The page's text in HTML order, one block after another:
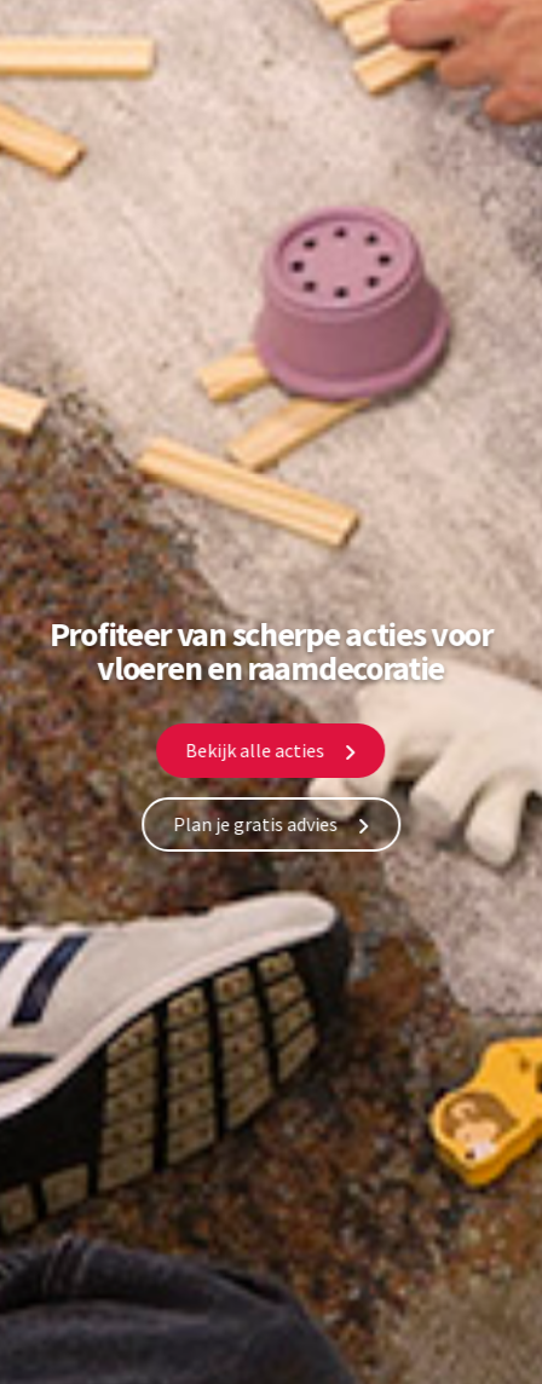
Profiteer van scherpe acties voor
vloeren en raamdecoratie
Bekijk alle acties
Plan je gratis advies